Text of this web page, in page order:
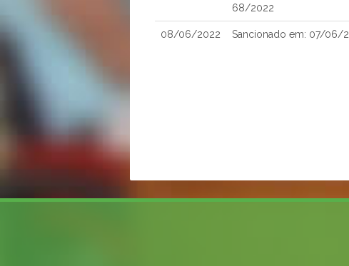
68/2022
08/06/2022 Sancionado em: 07/06/